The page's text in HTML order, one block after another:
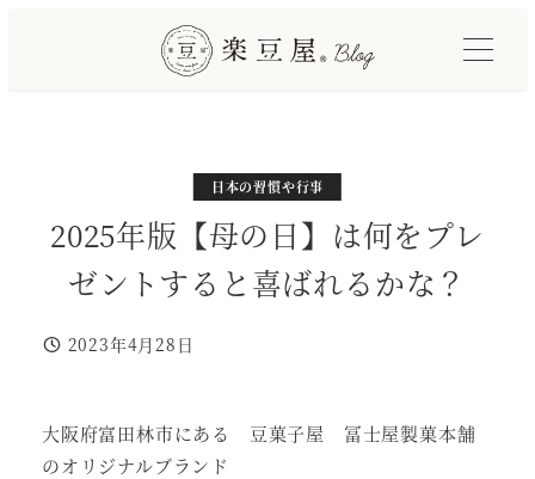
2025年版【母の日】は何をプレ
ゼントすると喜ばれるかな？
投稿日
2023年4月28日
カテゴリー
日本の習慣や行事
大阪府富田林市にある 豆菓子屋 冨士屋製菓本舗
のオリジナルブランド